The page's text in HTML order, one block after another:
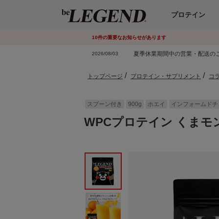
プロテイン
10件の重要なお知らせがあります
2026/08/03 夏季休業期間中の営業・配送の
トップページ プロテイン・サプリメント コ
スプーン付き 900g ホエイ インフォームド
WPCプロテイン くまモ